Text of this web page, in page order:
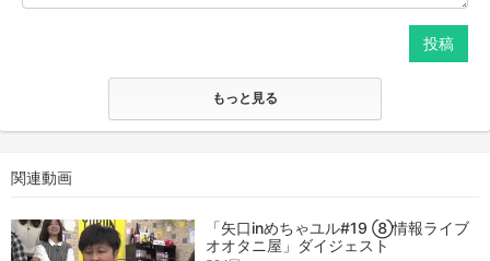
投稿
もっと見る
関連動画
「矢口inめちゃユル#19 ⑧情報ライブ
オオタニ屋」ダイジェスト